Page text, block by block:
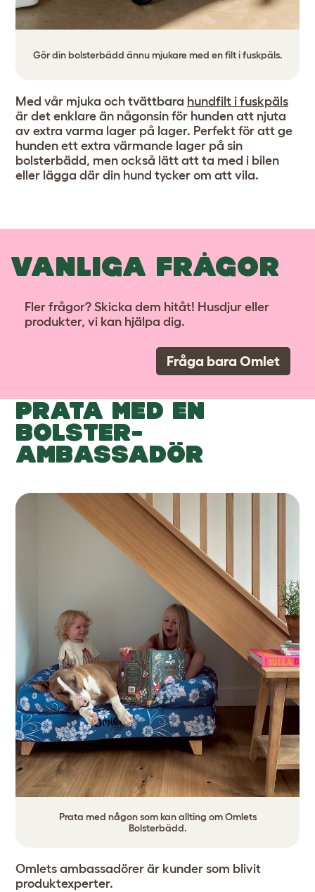
Gör din bolsterbädd ännu mjukare med en filt i fuskpäls.
Med vår mjuka och tvättbara hundfilt i fuskpäls
är det enklare än någonsin för hunden att njuta
av extra varma lager på lager. Perfekt för att ge
hunden ett extra värmande lager på sin
bolsterbädd, men också lätt att ta med i bilen
eller lägga där din hund tycker om att vila.
VANLIGA FRÅGOR
Fler frågor? Skicka dem hitåt! Husdjur eller
produkter, vi kan hjälpa dig.
Fråga bara Omlet
PRATA MED EN
BOLSTER-
AMBASSADÖR
Prata med någon som kan allting om Omlets
Bolsterbädd.
Omlets ambassadörer är kunder som blivit
produktexperter.